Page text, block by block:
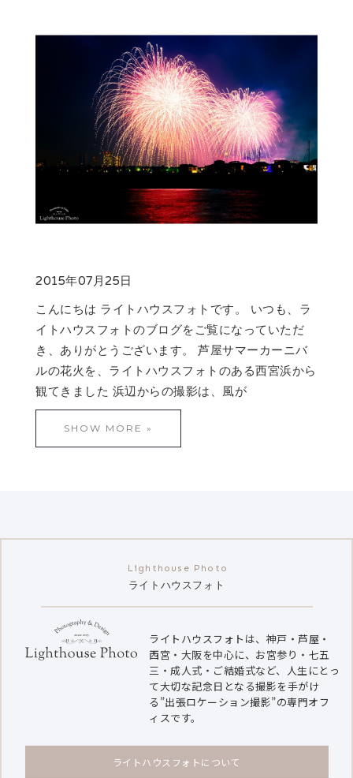
2015年07月25日
こんにちは ライトハウスフォトです。 いつも、ラ
イトハウスフォトのブログをご覧になっていただ
き、ありがとうございます。 芦屋サマーカーニバ
ルの花火を、ライトハウスフォトのある西宮浜から
観てきました 浜辺からの撮影は、風が
SHOW MORE »
ライトハウスフォト
ライトハウスフォトは、神戸・芦屋・
西宮・大阪を中心に、お宮参り・七五
三・成人式・ご結婚式など、人生にとっ
て大切な記念日となる撮影を手がけ
る”出張ロケーション撮影”の専門オフ
ィスです。
ライトハウスフォトについて